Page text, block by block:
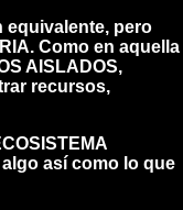
equivalente, pero
Como en aquella
AISLADOS,
recursos,
así como lo que